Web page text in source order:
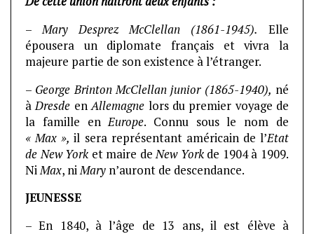
–Mary Desprez McClellan (1861-1945). Elle
épousera un diplomate français et vivra la
majeure partie de son existence à l’étranger.
– George Brinton McClellan junior (1865-1940), né
àDresde enAllemagne lors du premier voyage de
la famille enEurope. Connu sous le nom de
« Max »,il sera représentant américain de l’Etat
de New York et maire deNew Yorkde 1904 à 1909.
NiMax, niMary n’auront de descendance.
JEUNESSE
– En 1840, à l’âge de 13 ans, il est élève à